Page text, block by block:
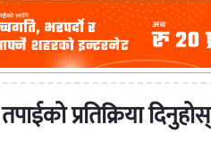
तपाईको प्रतिक्रिया दिनुहोस्